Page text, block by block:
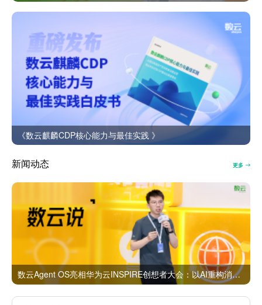
《数云麒麟CDP核心能力与最佳实践 》
新闻动态 更多
数云Agent OS亮相华为云INSPIRE创想者大会：以AI重构消费者运营与零售营销新范式